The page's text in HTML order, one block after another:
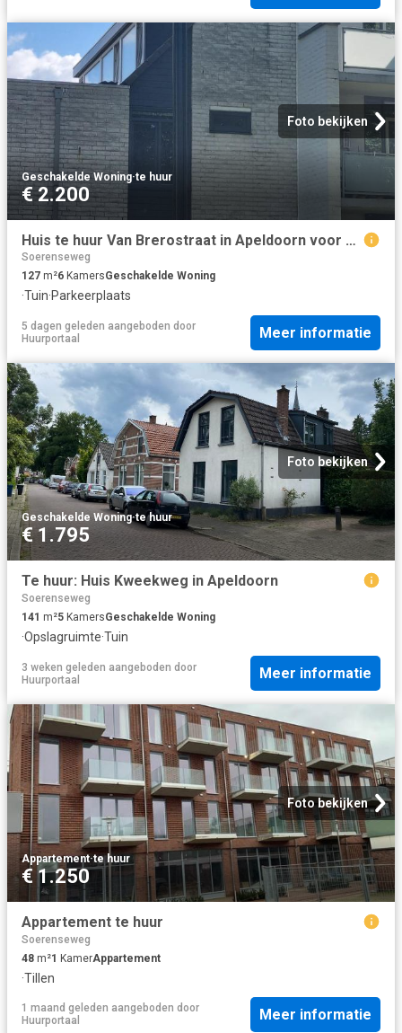
Foto bekijken
Geschakelde Woning·te huur
€ 2.200
Huis te huur Van Brerostraat in Apeldoorn voor € 2.200
Soerenseweg
127 m²6 KamersGeschakelde Woning
·Tuin·Parkeerplaats
5 dagen geleden aangeboden door
Huurportaal
Meer informatie
Foto bekijken
Geschakelde Woning·te huur
€ 1.795
Te huur: Huis Kweekweg in Apeldoorn
Soerenseweg
141 m²5 KamersGeschakelde Woning
·Opslagruimte·Tuin
3 weken geleden aangeboden door
Huurportaal
Meer informatie
Foto bekijken
Appartement·te huur
€ 1.250
Appartement te huur
Soerenseweg
48 m²1 KamerAppartement
·Tillen
1 maand geleden aangeboden door
Huurportaal
Meer informatie